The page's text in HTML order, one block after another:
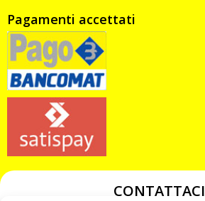
Pagamenti accettati
CONTATTACI